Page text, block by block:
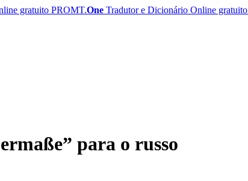
PROMT.One Tradutor e Dicionário Online gratuito
para o russo